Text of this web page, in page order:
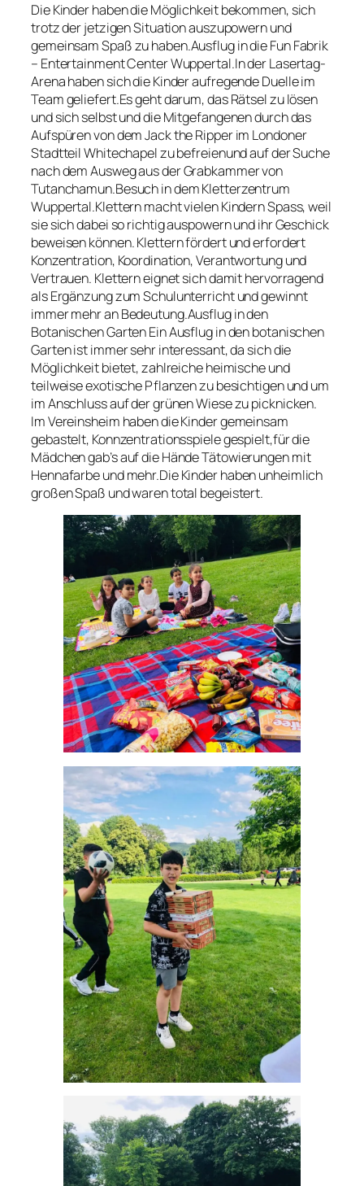
Die Kinder haben die Möglichkeit bekommen, sich
trotz der jetzigen Situation auszupowern und
gemeinsam Spaß zu haben.Ausflug in die Fun Fabrik
– Entertainment Center Wuppertal.In der Lasertag-
Arena haben sich die Kinder aufregende Duelle im
Team geliefert.Es geht darum, das Rätsel zu lösen
und sich selbst und die Mitgefangenen durch das
Aufspüren von dem Jack the Ripper im Londoner
Stadtteil Whitechapel zu befreienund auf der Suche
nach dem Ausweg aus der Grabkammer von
Tutanchamun.Besuch in dem Kletterzentrum
Wuppertal.Klettern macht vielen Kindern Spass, weil
sie sich dabei so richtig auspowern und ihr Geschick
beweisen können. Klettern fördert und erfordert
Konzentration, Koordination, Verantwortung und
Vertrauen. Klettern eignet sich damit hervorragend
als Ergänzung zum Schulunterricht und gewinnt
immer mehr an Bedeutung.Ausflug in den
Botanischen Garten Ein Ausflug in den botanischen
Garten ist immer sehr interessant, da sich die
Möglichkeit bietet, zahlreiche heimische und
teilweise exotische Pflanzen zu besichtigen und um
im Anschluss auf der grünen Wiese zu picknicken.
Im Vereinsheim haben die Kinder gemeinsam
gebastelt, Konnzentrationsspiele gespielt,für die
Mädchen gab’s auf die Hände Tätowierungen mit
Hennafarbe und mehr.Die Kinder haben unheimlich
großen Spaß und waren total begeistert.